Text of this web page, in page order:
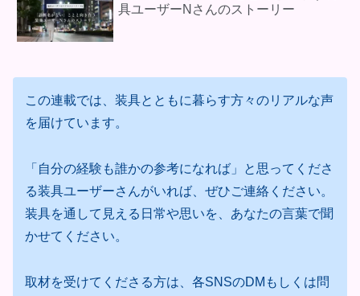
具ユーザーNさんのストーリー
この連載では、装具とともに暮らす方々のリアルな声
を届けています。
「自分の経験も誰かの参考になれば」と思ってくださ
る装具ユーザーさんがいれば、ぜひご連絡ください。
装具を通して見える日常や思いを、あなたの言葉で聞
かせてください。
取材を受けてくださる方は、各SNSのDMもしくは問